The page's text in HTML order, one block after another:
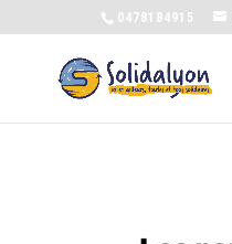
0478184915